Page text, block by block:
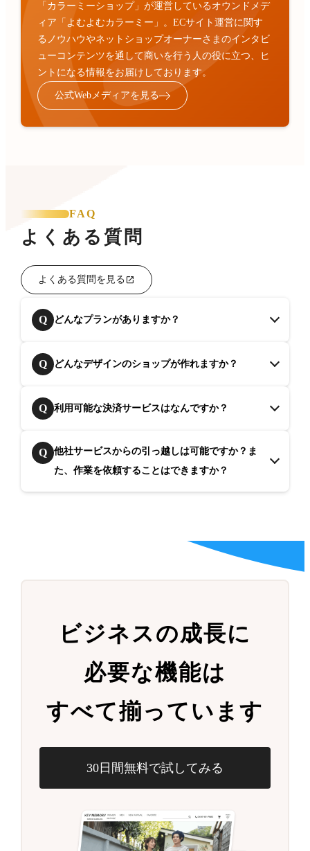
「カラーミーショップ」が運営しているオウンドメデ
ィア「よむよむカラーミー」。ECサイト運営に関す
るノウハウやネットショップオーナーさまのインタビ
ューコンテンツを通して商いを行う人の役に立つ、ヒ
ントになる情報をお届けしております。
公式Webメディアを見る
FAQ
よくある質問
よくある質問を見る
Q どんなプランがありますか？
Q どんなデザインのショップが作れますか？
Q 利用可能な決済サービスはなんですか？
Q
他社サービスからの引っ越しは可能ですか？ま
た、作業を依頼することはできますか？
ビジネスの成長に
必要な機能は
すべて揃っています
30日間無料で試してみる